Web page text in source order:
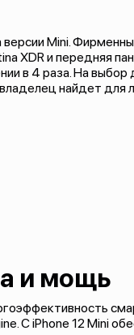
Mini.
XDR и передняя
в 4 раза. На выбор
найдет для
и мощь
С iPhone 12 Mini